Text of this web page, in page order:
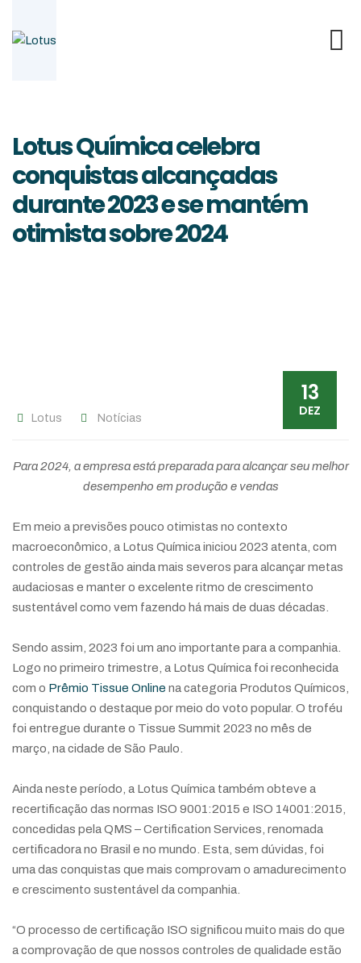
Lotus Química celebra
conquistas alcançadas
durante 2023 e se mantém
otimista sobre 2024
13
DEZ
Lotus Notícias
Para 2024, a empresa está preparada para alcançar seu melhor
desempenho em produção e vendas
Em meio a previsões pouco otimistas no contexto
macroeconômico, a Lotus Química iniciou 2023 atenta, com
controles de gestão ainda mais severos para alcançar metas
audaciosas e manter o excelente ritmo de crescimento
sustentável como vem fazendo há mais de duas décadas.
Sendo assim, 2023 foi um ano importante para a companhia.
Logo no primeiro trimestre, a Lotus Química foi reconhecida
com o Prêmio Tissue Online na categoria Produtos Químicos,
conquistando o destaque por meio do voto popular. O troféu
foi entregue durante o Tissue Summit 2023 no mês de
março, na cidade de São Paulo.
Ainda neste período, a Lotus Química também obteve a
recertificação das normas ISO 9001:2015 e ISO 14001:2015,
concedidas pela QMS – Certification Services, renomada
certificadora no Brasil e no mundo. Esta, sem dúvidas, foi
uma das conquistas que mais comprovam o amadurecimento
e crescimento sustentável da companhia.
“O processo de certificação ISO significou muito mais do que
a comprovação de que nossos controles de qualidade estão